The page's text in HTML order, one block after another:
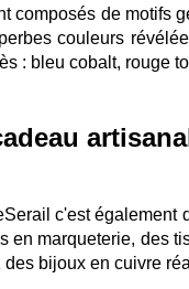
composés de motifs
couleurs
: bleu cobalt, rouge
c'est également
en marqueterie, des
des bijoux en cuivre